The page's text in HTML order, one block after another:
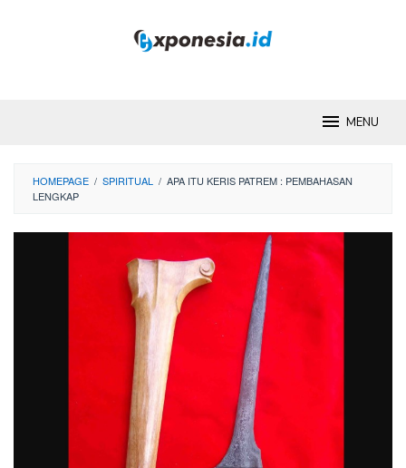
MENU
HOMEPAGE / SPIRITUAL / APA ITU KERIS PATREM : PEMBAHASAN
LENGKAP